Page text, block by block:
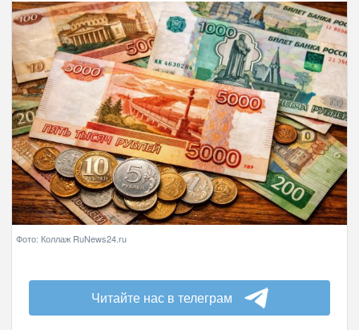
Фото: Коллаж RuNews24.ru
Читайте нас в телеграм